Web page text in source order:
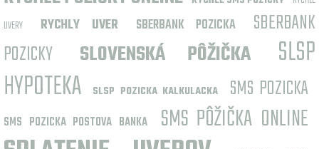
UVERY
RYCHLY UVER SBERBANK POZICKA
SBERBANK
POZICKY
SLOVENSKÁ PÔŽIČKA
SLSP
HYPOTEKA
SLSP POZICKA KALKULACKA SMS POZICKA
SMS POZICKA POSTOVA BANKA SMS PÔŽIČKA ONLINE